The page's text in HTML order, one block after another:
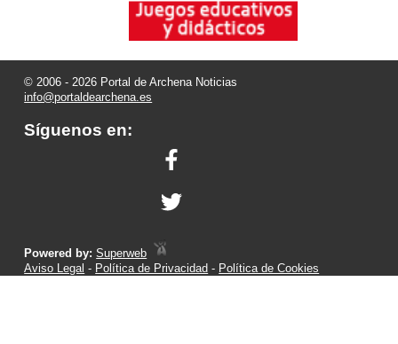
© 2006 - 2026 Portal de Archena Noticias
info@portaldearchena.es
Síguenos en:
Powered by:Superweb
Aviso Legal - Política de Privacidad - Política de Cookies